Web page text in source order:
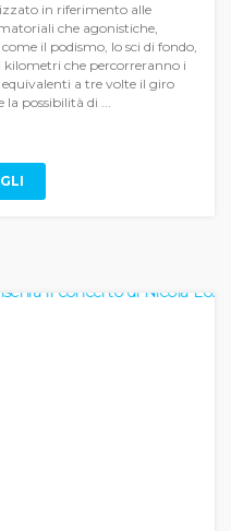
in riferimento alle
che agonistiche,
il podismo, lo sci di fondo,
kilometri che percorreranno i
a tre volte il giro
la possibilità di ...